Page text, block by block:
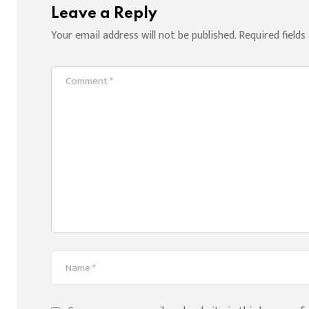
Leave a Reply
Your email address will not be published.Required